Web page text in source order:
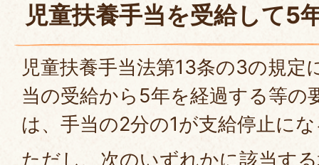
児童扶養手当を受給して5
児童扶養手当法第13条の3の規定
当の受給から5年を経過する等の
は、手当の2分の1が支給停止に
ただし、次のいずれかに該当す